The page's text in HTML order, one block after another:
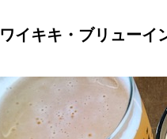
ワイキキ・ブリュー